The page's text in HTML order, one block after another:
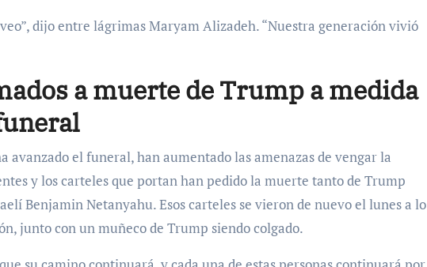
dijo entre lágrimas Maryam Alizadeh. “Nuestra generación vivió
a muerte de Trump a medida
avanzado el funeral, han aumentado las amenazas de vengar la
y los carteles que portan han pedido la muerte tanto de Trump
Benjamin Netanyahu. Esos carteles se vieron de nuevo el lunes a lo
junto con un muñeco de Trump siendo colgado.